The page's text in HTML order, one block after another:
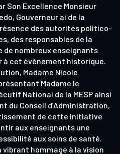
Son Excellence Monsieur
Gouverneur ai de la
des autorités politico-
des responsables de la
de nombreux enseignants
à cet événement historique.
Madame Nicole
Madame le
National de la MESP ainsi
du Conseil d’Administration,
de cette initiative
aux enseignants une
aux soins de santé.
vibrant hommage à la vision